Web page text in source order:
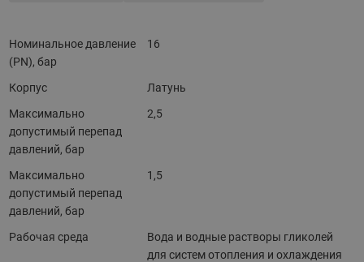
Номинальное давление
(PN), бар
16
Корпус
Латунь
Максимально
допустимый перепад
давлений, бар
2,5
Максимально
допустимый перепад
давлений, бар
1,5
Рабочая среда
Вода и водные растворы гликолей
для систем отопления и охлаждения